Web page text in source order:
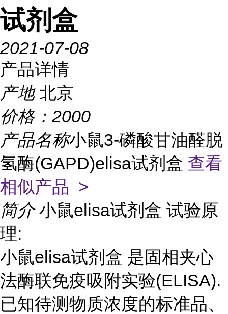
试剂盒
2021-07-08
产品详情
产地 北京
价格： 2000
产品名称小鼠3-磷酸甘油醛脱
氢酶(GAPD)elisa试剂盒 查看
相似产品 >
简介 小鼠elisa试剂盒 试验原
理:
小鼠elisa试剂盒 是固相夹心
法酶联免疫吸附实验(ELISA).
已知待测物质浓度的标准品、